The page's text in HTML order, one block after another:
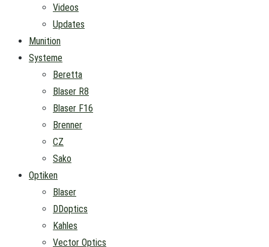
Videos
Updates
Munition
Systeme
Beretta
Blaser R8
Blaser F16
Brenner
CZ
Sako
Optiken
Blaser
DDoptics
Kahles
Vector Optics